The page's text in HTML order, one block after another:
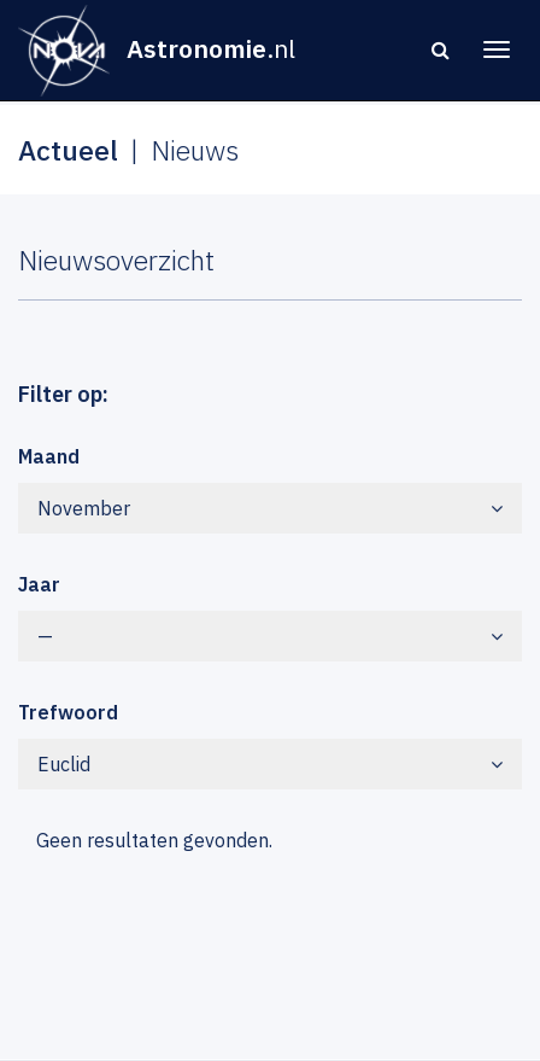
Astronomie.nl
Actueel Nieuws
Nieuwsoverzicht
Filter op:
Maand
November
Jaar
—
Trefwoord
Euclid
Geen resultaten gevonden.